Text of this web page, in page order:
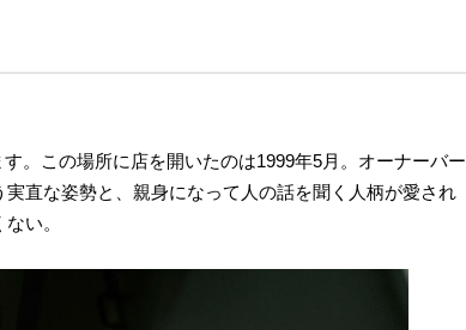
。この場所に店を開いたのは1999年5月。オーナーバー
直な姿勢と、親身になって人の話を聞く人柄が愛され
い。